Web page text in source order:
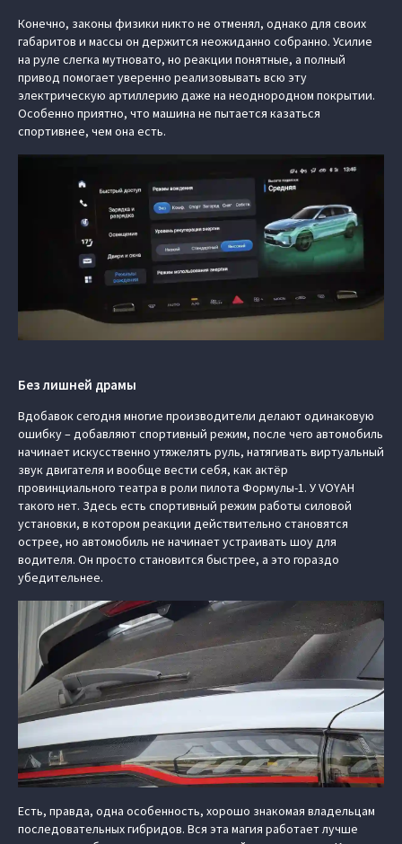
Конечно, законы физики никто не отменял, однако для своих
габаритов и массы он держится неожиданно собранно. Усилие
на руле слегка мутновато, но реакции понятные, а полный
привод помогает уверенно реализовывать всю эту
электрическую артиллерию даже на неоднородном покрытии.
Особенно приятно, что машина не пытается казаться
спортивнее, чем она есть.
Без лишней драмы
Вдобавок сегодня многие производители делают одинаковую
ошибку – добавляют спортивный режим, после чего автомобиль
начинает искусственно утяжелять руль, натягивать виртуальный
звук двигателя и вообще вести себя, как актёр
провинциального театра в роли пилота Формулы-1. У VOYAH
такого нет. Здесь есть спортивный режим работы силовой
установки, в котором реакции действительно становятся
острее, но автомобиль не начинает устраивать шоу для
водителя. Он просто становится быстрее, а это гораздо
убедительнее.
Есть, правда, одна особенность, хорошо знакомая владельцам
последовательных гибридов. Вся эта магия работает лучше